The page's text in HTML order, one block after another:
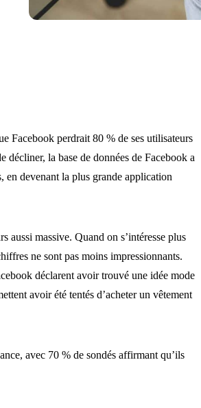
Facebook perdrait 80 % de ses utilisateurs
décliner, la base de données de Facebook a
en devenant la plus grande application
aussi massive. Quand on s’intéresse plus
ne sont pas moins impressionnants.
déclarent avoir trouvé une idée mode
avoir été tentés d’acheter un vêtement
avec 70 % de sondés affirmant qu’ils